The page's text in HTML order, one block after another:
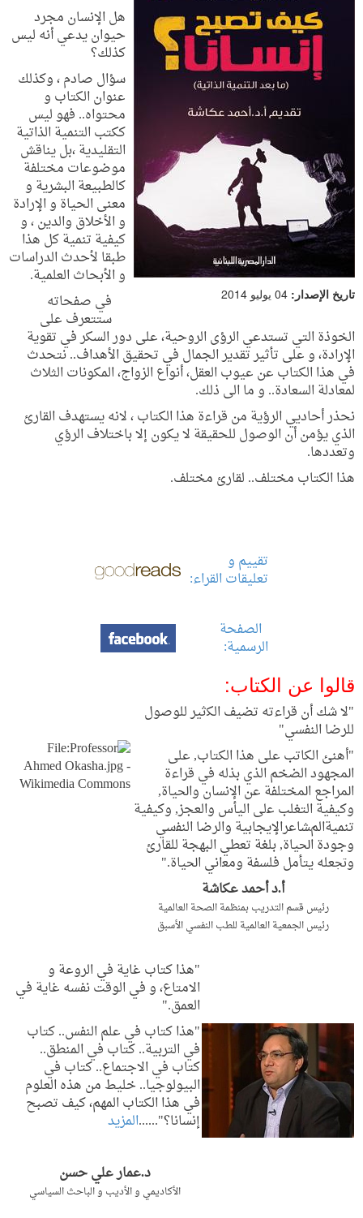
تاريخ الإصدار: 04 يوليو 2014
هل الإنسان مجرد
حيوان يدعي أنه ليس
كذلك؟
سؤال صادم ، وكذلك
عنوان الكتاب و
محتواه.. فهو ليس
ككتب التنمية الذاتية
التقليدية ،بل يناقش
موضوعات مختلفة
كالطبيعة البشرية و
معنى الحياة و الإرادة
و الأخلاق والدين ، و
كيفية تنمية كل هذا
طبقا لأحدث الدراسات
و الأبحاث العلمية.
في صفحاته
ستتعرف على
الخوذة التي تستدعي الرؤى الروحية، على دور السكر في تقوية
الإرادة، و على تأثير تقدير الجمال في تحقيق الأهداف.. نتحدث
في هذا الكتاب عن عيوب العقل، أنواع الزواج، المكونات الثلاث
لمعادلة السعادة.. و ما الى ذلك.
نحذر أحاديي الرؤية من قراءة هذا الكتاب ، لانه يستهدف القارئ
الذي يؤمن أن الوصول للحقيقة لا يكون إلا باختلاف الرؤي
وتعددها.
هذا الكتاب مختلف.. لقارئ مختلف.
تقييم و
تعليقات القراء:
الصفحة
الرسمية:
قالوا عن الكتاب:
"ﻻ ﺷﻚ أﻥ ﻗﺮاءﺗﻪ ﺗﻀﻴﻒ اﻟﻜثير ﻟﻠﻮﺻﻮﻝ
ﻟﻠﺮﺿﺎ النفسي"
"أﻫﻨﺊ اﻟﻜﺎﺗﺐ على ﻫﺬا اﻟﻜﺘﺎب, على
اﳌﺠﻬﻮد اﻟﻀﺨﻢ اﻟﺬﻱ ﺑﺬﻟﻪ في ﻗﺮاءة
اﳌﺮاﺟﻊ اﳌﺨﺘﻠﻔﺔ ﻋﻦ اﻹﻧﺴﺎﻥ ﻭاﳊﻴﺎة,
ﻭﻛﻴﻔﻴﺔ اﻟﺘﻐﻠﺐ ﻋلى اليأس ﻭاﻟﻌﺠﺰ, ﻭﻛﻴﻔﻴﺔ
ﺗﻨﻤﻴﺔالمﺸﺎﻋﺮاﻹيجابية ﻭاﻟﺮﺿﺎ اﻟﻨﻔسي
ﻭﺟﻮدة اﳊﻴﺎة, ﺑﻠﻐﺔ ﺗﻌﻄﻲ اﻟﺒﻬﺠﺔ ﻟﻠﻘﺎرئ
ﻭﲡﻌﻠﻪ ﻳﺘﺄﻣﻞ ﻓﻠﺴﻔﺔ ﻭﻣﻌاني اﳊﻴﺎة."
أ.د أحمد عكاشة
رئيس قسم التدريب بمنظمة الصحة العالمية
رئيس الجمعية العالمية للطب النفسي الأسبق
"هذا كتاب غاية في الروعة و
الامتاع، و في الوقت نفسه غاية في
العمق."
"هذا كتاب في علم النفس.. كتاب
في التربية.. كتاب في المنطق..
كتاب في الاجتماع.. كتاب في
البيولوجيا.. خليط من هذه العلوم
في هذا الكتاب المهم، كيف تصبح
إنسانا؟"......المزيد
د.عمار علي حسن
الأكاديمي و الأديب و الباحث السياسي